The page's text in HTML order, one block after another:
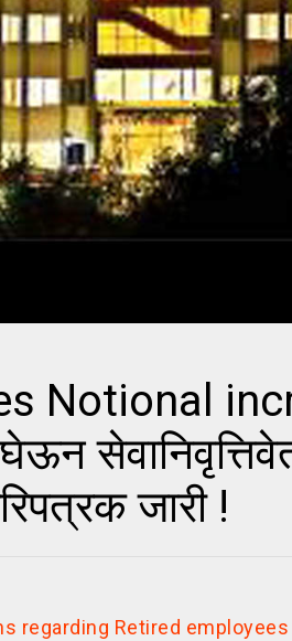
Notional
जारी !
regarding Retired